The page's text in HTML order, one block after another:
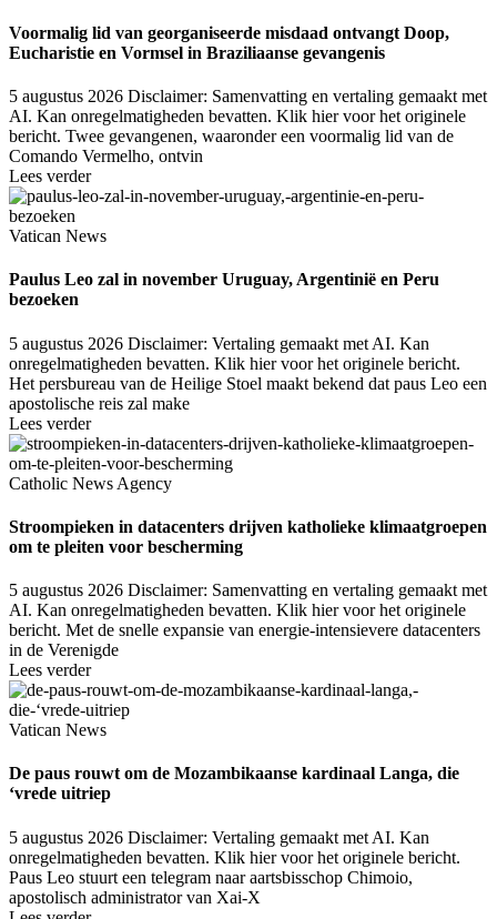
Voormalig lid van georganiseerde misdaad ontvangt Doop,
Eucharistie en Vormsel in Braziliaanse gevangenis
5 augustus 2026 Disclaimer: Samenvatting en vertaling gemaakt met
AI. Kan onregelmatigheden bevatten. Klik hier voor het originele
bericht. Twee gevangenen, waaronder een voormalig lid van de
Comando Vermelho, ontvin
Lees verder
Vatican News
Paulus Leo zal in november Uruguay, Argentinië en Peru
bezoeken
5 augustus 2026 Disclaimer: Vertaling gemaakt met AI. Kan
onregelmatigheden bevatten. Klik hier voor het originele bericht.
Het persbureau van de Heilige Stoel maakt bekend dat paus Leo een
apostolische reis zal make
Lees verder
Catholic News Agency
Stroompieken in datacenters drijven katholieke klimaatgroepen
om te pleiten voor bescherming
5 augustus 2026 Disclaimer: Samenvatting en vertaling gemaakt met
AI. Kan onregelmatigheden bevatten. Klik hier voor het originele
bericht. Met de snelle expansie van energie-intensievere datacenters
in de Verenigde
Lees verder
Vatican News
De paus rouwt om de Mozambikaanse kardinaal Langa, die
‘vrede uitriep
5 augustus 2026 Disclaimer: Vertaling gemaakt met AI. Kan
onregelmatigheden bevatten. Klik hier voor het originele bericht.
Paus Leo stuurt een telegram naar aartsbisschop Chimoio,
apostolisch administrator van Xai-X